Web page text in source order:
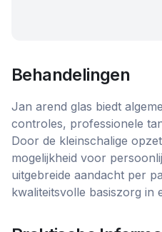
Behandelingen
Jan arend glas biedt
controles, professionele
Door de kleinschalige
mogelijkheid voor
uitgebreide aandacht per
kwaliteitsvolle basiszorg in